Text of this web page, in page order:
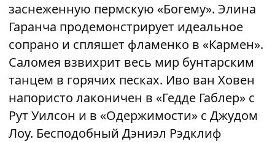
заснеженную пермскую «Богему». Элина
Гаранча продемонстрирует идеальное
сопрано и спляшет фламенко в «Кармен».
Саломея взвихрит весь мир бунтарским
танцем в горячих песках. Иво ван Ховен
напористо лаконичен в «Гедде Габлер» с
Рут Уилсон и в «Одержимости» с Джудом
Лоу. Бесподобный Дэниэл Рэдклиф